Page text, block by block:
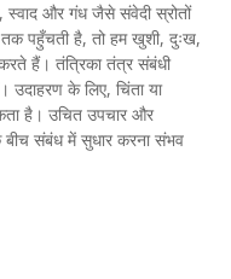
स्वाद और गंध जैसे संवेदी स्रोतों
पहुँचती है, तो हम खुशी, दुःख,
हैं। तंत्रिका तंत्र संबंधी
उदाहरण के लिए, चिंता या
है। उचित उपचार और
संबंध में सुधार करना संभव